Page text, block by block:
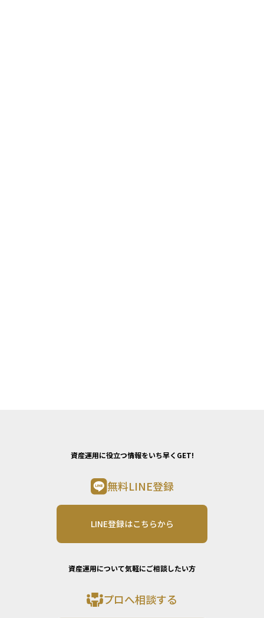
資産運用に役立つ情報をいち早くGET!
無料LINE登録
LINE登録はこちらから
資産運用について気軽にご相談したい方
プロへ相談する